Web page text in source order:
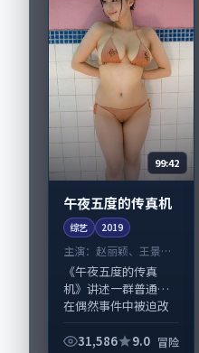
99:42
午夜五度的传真机
综艺 2019
主演： 赵丽颖、王景春
等
《午夜五度的传真
机》讲述一群普通人
在偶然事件中被迫改
冒险类型元素服务于
31,586 9.0 冒险